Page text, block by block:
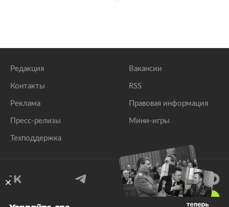
Редакция
Контакты
Реклама
Пресс-релизы
Техподдержка
Вакансии
RSS
Правовая информация
Мини-игры